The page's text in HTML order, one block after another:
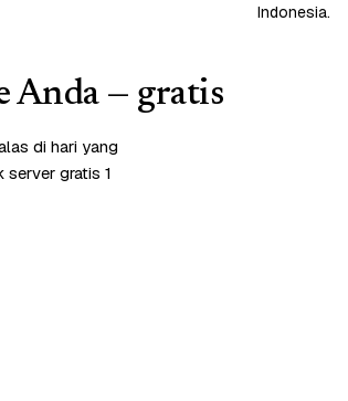
Indonesia.
Anda — gratis
di hari yang
gratis 1